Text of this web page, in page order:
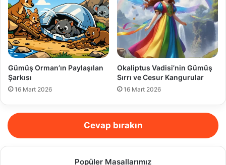
Gümüş Orman’ın Paylaşılan
Şarkısı
16 Mart 2026
Okaliptus Vadisi’nin Gümüş
Sırrı ve Cesur Kangurular
16 Mart 2026
Cevap bırakın
Popüler Masallarımız